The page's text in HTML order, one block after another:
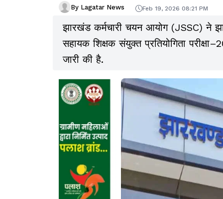
By Lagatar News Feb 19, 2026 08:21 PM
झारखंड कर्मचारी चयन आयोग (JSSC) ने
सहायक शिक्षक संयुक्त प्रतियोगिता
जारी की है.